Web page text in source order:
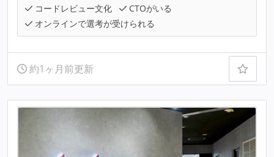
コードレビュー文化
CTOがいる
オンラインで選考が受けられる
約1ヶ月前更新